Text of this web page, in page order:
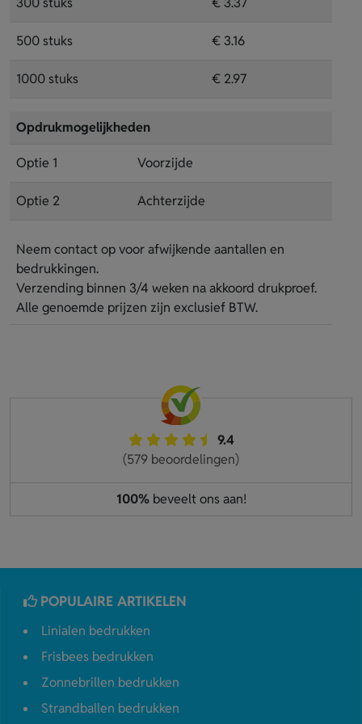
500 stuks € 3.16
1000 stuks € 2.97
Opdrukmogelijkheden
Optie 1 Voorzijde
Optie 2 Achterzijde
Neem contact op voor afwijkende aantallen en
bedrukkingen.
Verzending binnen 3/4 weken na akkoord drukproef.
Alle genoemde prijzen zijn exclusief BTW.
9.4
(579 beoordelingen)
100%beveelt ons aan!
POPULAIRE ARTIKELEN
Linialen bedrukken
Frisbees bedrukken
Zonnebrillen bedrukken
Strandballen bedrukken